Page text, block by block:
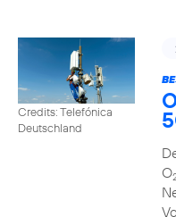
Credits: Telefónica
Deutschland
O